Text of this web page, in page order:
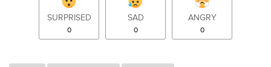
SURPRISED
0
SAD
0
ANGRY
0